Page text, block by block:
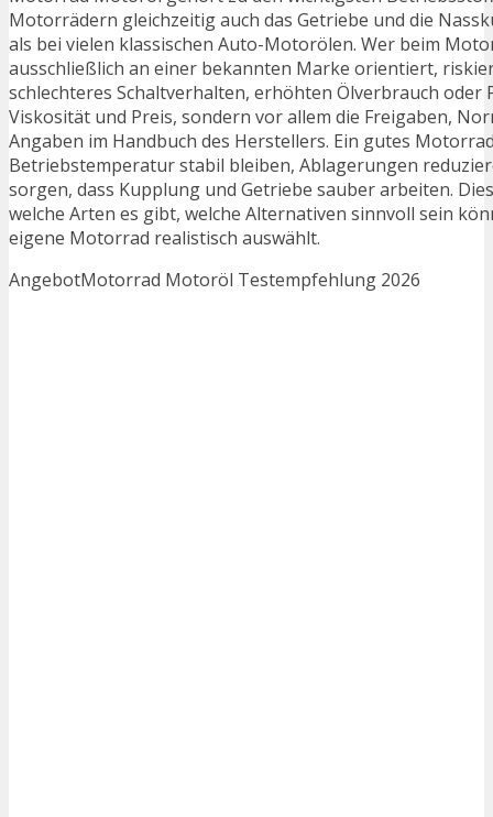
Motorrädern gleichzeitig auch das Getriebe und die
als bei vielen klassischen Auto-Motorölen. Wer beim
ausschließlich an einer bekannten Marke orientiert,
schlechteres Schaltverhalten, erhöhten Ölverbrauch
Viskosität und Preis, sondern vor allem die Freigaben,
Angaben im Handbuch des Herstellers. Ein gutes
Betriebstemperatur stabil bleiben, Ablagerungen
sorgen, dass Kupplung und Getriebe sauber arbeiten.
welche Arten es gibt, welche Alternativen sinnvoll sein
eigene Motorrad realistisch auswählt.
AngebotMotorrad Motoröl Testempfehlung 2026